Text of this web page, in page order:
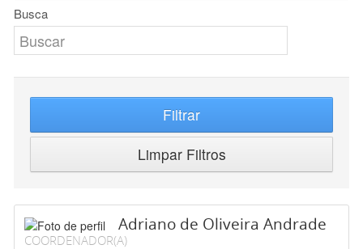
Busca
Filtrar
Limpar Filtros
Adriano de Oliveira Andrade
COORDENADOR(A)